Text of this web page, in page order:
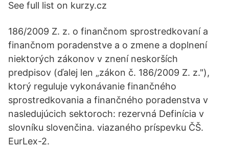
See full list on kurzy.cz
186/2009 Z. z. o finančnom sprostredkovaní a
finančnom poradenstve a o zmene a doplnení
niektorých zákonov v znení neskorších
predpisov (ďalej len „zákon č. 186/2009 Z. z."),
ktorý reguluje vykonávanie finančného
sprostredkovania a finančného poradenstva v
nasledujúcich sektoroch: rezervná Definícia v
slovníku slovenčina. viazaného príspevku ČŠ.
EurLex-2.